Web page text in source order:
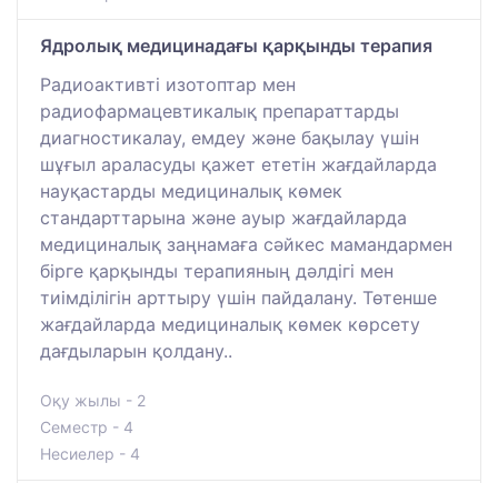
Ядролық медицинадағы қарқынды терапия
Радиоактивті изотоптар мен
радиофармацевтикалық препараттарды
диагностикалау, емдеу және бақылау үшін
шұғыл араласуды қажет ететін жағдайларда
науқастарды медициналық көмек
стандарттарына және ауыр жағдайларда
медициналық заңнамаға сәйкес мамандармен
бірге қарқынды терапияның дәлдігі мен
тиімділігін арттыру үшін пайдалану. Төтенше
жағдайларда медициналық көмек көрсету
дағдыларын қолдану..
Оқу жылы - 2
Семестр - 4
Несиелер - 4